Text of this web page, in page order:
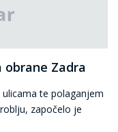
obrane Zadra
te polaganjem
započelo je